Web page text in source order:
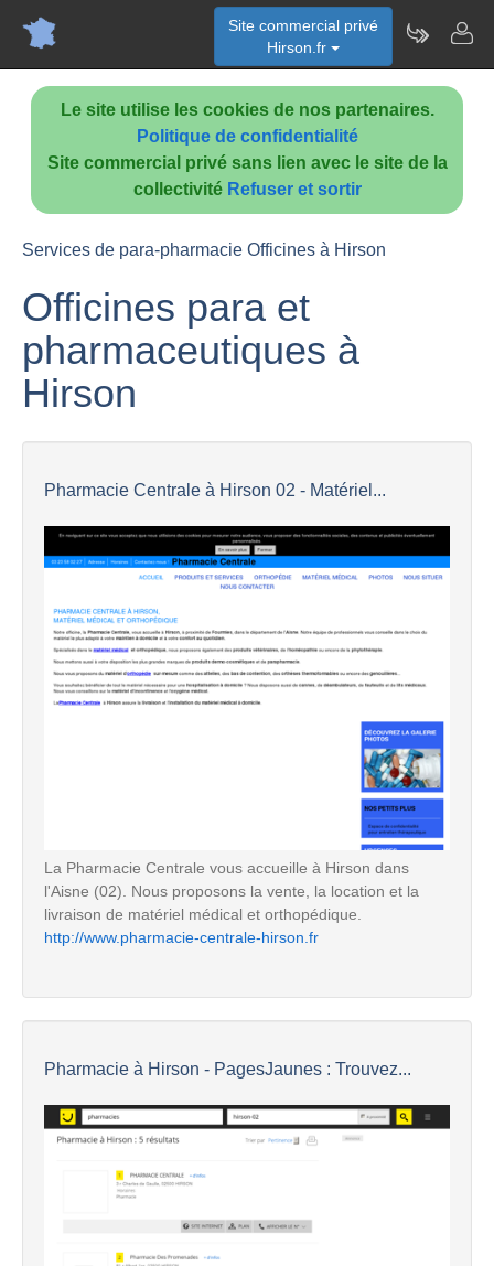
Le site utilise les cookies de nos partenaires.
Politique de confidentialité
Site commercial privé sans lien avec le site de la
collectivité Refuser et sortir
Site commercial privé
Hirson.fr
Services de para-pharmacie Officines à Hirson
Officines para et
pharmaceutiques à
Hirson
Pharmacie Centrale à Hirson 02 - Matériel...
La Pharmacie Centrale vous accueille à Hirson dans
l'Aisne (02). Nous proposons la vente, la location et la
livraison de matériel médical et orthopédique.
http://www.pharmacie-centrale-hirson.fr
Pharmacie à Hirson - PagesJaunes : Trouvez...